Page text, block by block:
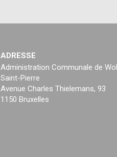
ADRESSE
Administration Communale de
Saint-Pierre
Avenue Charles Thielemans, 93
1150 Bruxelles